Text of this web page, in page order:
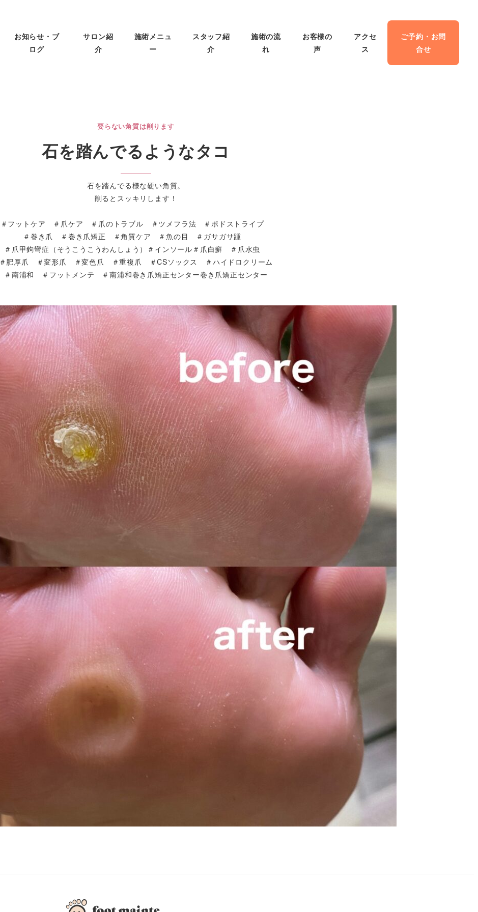
お知らせ・ブ
ログ
サロン紹
介
施術メニュ
ー
スタッフ紹
介
施術の流
れ
お客様の
声
アクセ
ス
ご予約・お問
合せ
要らない角質は削ります
石を踏んでるようなタコ
石を踏んでる様な硬い角質。
削るとスッキリします！
＃フットケア ＃爪ケア ＃爪のトラブル ＃ツメフラ法 ＃ポドストライプ
＃巻き爪 ＃巻き爪矯正 ＃角質ケア ＃魚の目 ＃ガサガサ踵
＃爪甲鉤彎症（そうこうこうわんしょう）＃インソール＃爪白癬 ＃爪水虫
＃肥厚爪 ＃変形爪 ＃変色爪 ＃重複爪 ＃CSソックス ＃ハイドロクリーム
＃南浦和 ＃フットメンテ ＃南浦和巻き爪矯正センター巻き爪矯正センター